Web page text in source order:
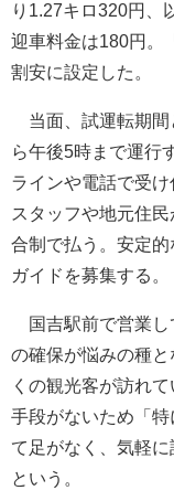
り1.27キロ320円、
迎車料金は180円。
割安に設定した。
当面、試運転期間
ら午後5時まで運行
ラインや電話で受
スタッフや地元住
合制で払う。安定
ガイドを募集する。
国吉駅前で営業し
の確保が悩みの種
くの観光客が訪れ
手段がないため「
て足がなく、気軽に
という。